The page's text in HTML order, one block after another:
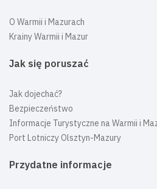
O Warmii i Mazurach
Krainy Warmii i Mazur
Jak się poruszać
Jak dojechać?
Bezpieczeństwo
Informacje Turystyczne na Warmii i
Port Lotniczy Olsztyn-Mazury
Przydatne informacje